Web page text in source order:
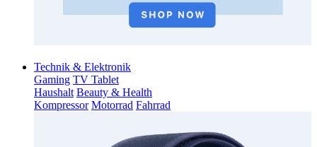
Technik & Elektronik
Gaming TV Tablet
Haushalt Beauty & Health
Kompressor Motorrad Fahrrad